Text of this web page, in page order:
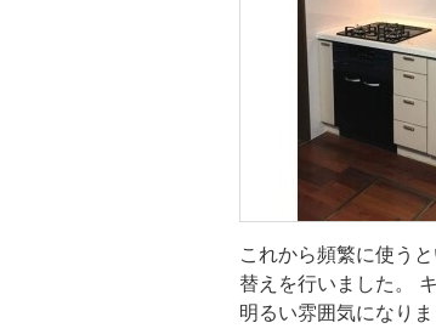
これから頻繁に使う
替えを行いました。
明るい雰囲気になりま